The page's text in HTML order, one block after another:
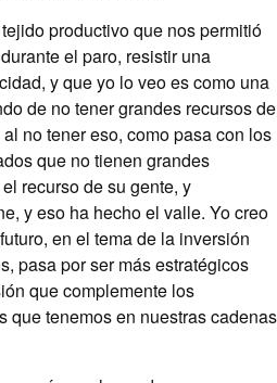
productivo que nos permitió
el paro, resistir una
y que yo lo veo es como una
de no tener grandes recursos de
no tener eso, como pasa con los
que no tienen grandes
recurso de su gente, y
y eso ha hecho el valle. Yo creo
en el tema de la inversión
pasa por ser más estratégicos
que complemente los
que tenemos en nuestras cadenas